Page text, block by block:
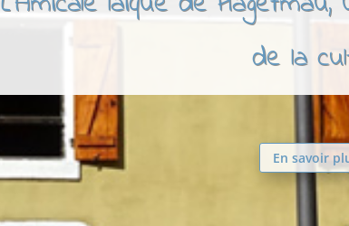
de la
En savoir